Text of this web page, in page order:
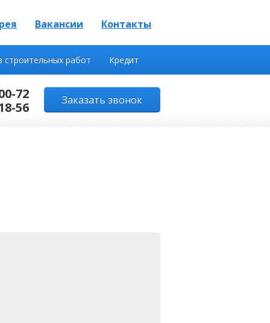
Вакансии Контакты
строительных работ Кредит
Заказать звонок
72
56